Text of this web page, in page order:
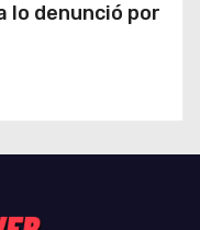
lo denunció por